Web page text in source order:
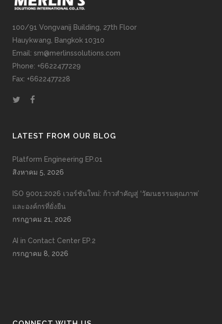
100/91 Vongvanij Building, 27th Floor
Hauykwang, Bangkok 10310
Email: sm@merlinssolutions.com
Phone: +6622477229
Fax: +6622477228
LATEST FROM OUR BLOG
Platform Engineering EP.01
สิงหาคม 5, 2026
ISO 9001:2026 เวอร์ชันใหม่: ก้าวสำคัญสู่ ‘วัฒนธรรมคุณภาพ’
และองค์กรที่ยั่งยืน
กรกฎาคม 21, 2026
AI in Contact Center EP.2
กรกฎาคม 8, 2026